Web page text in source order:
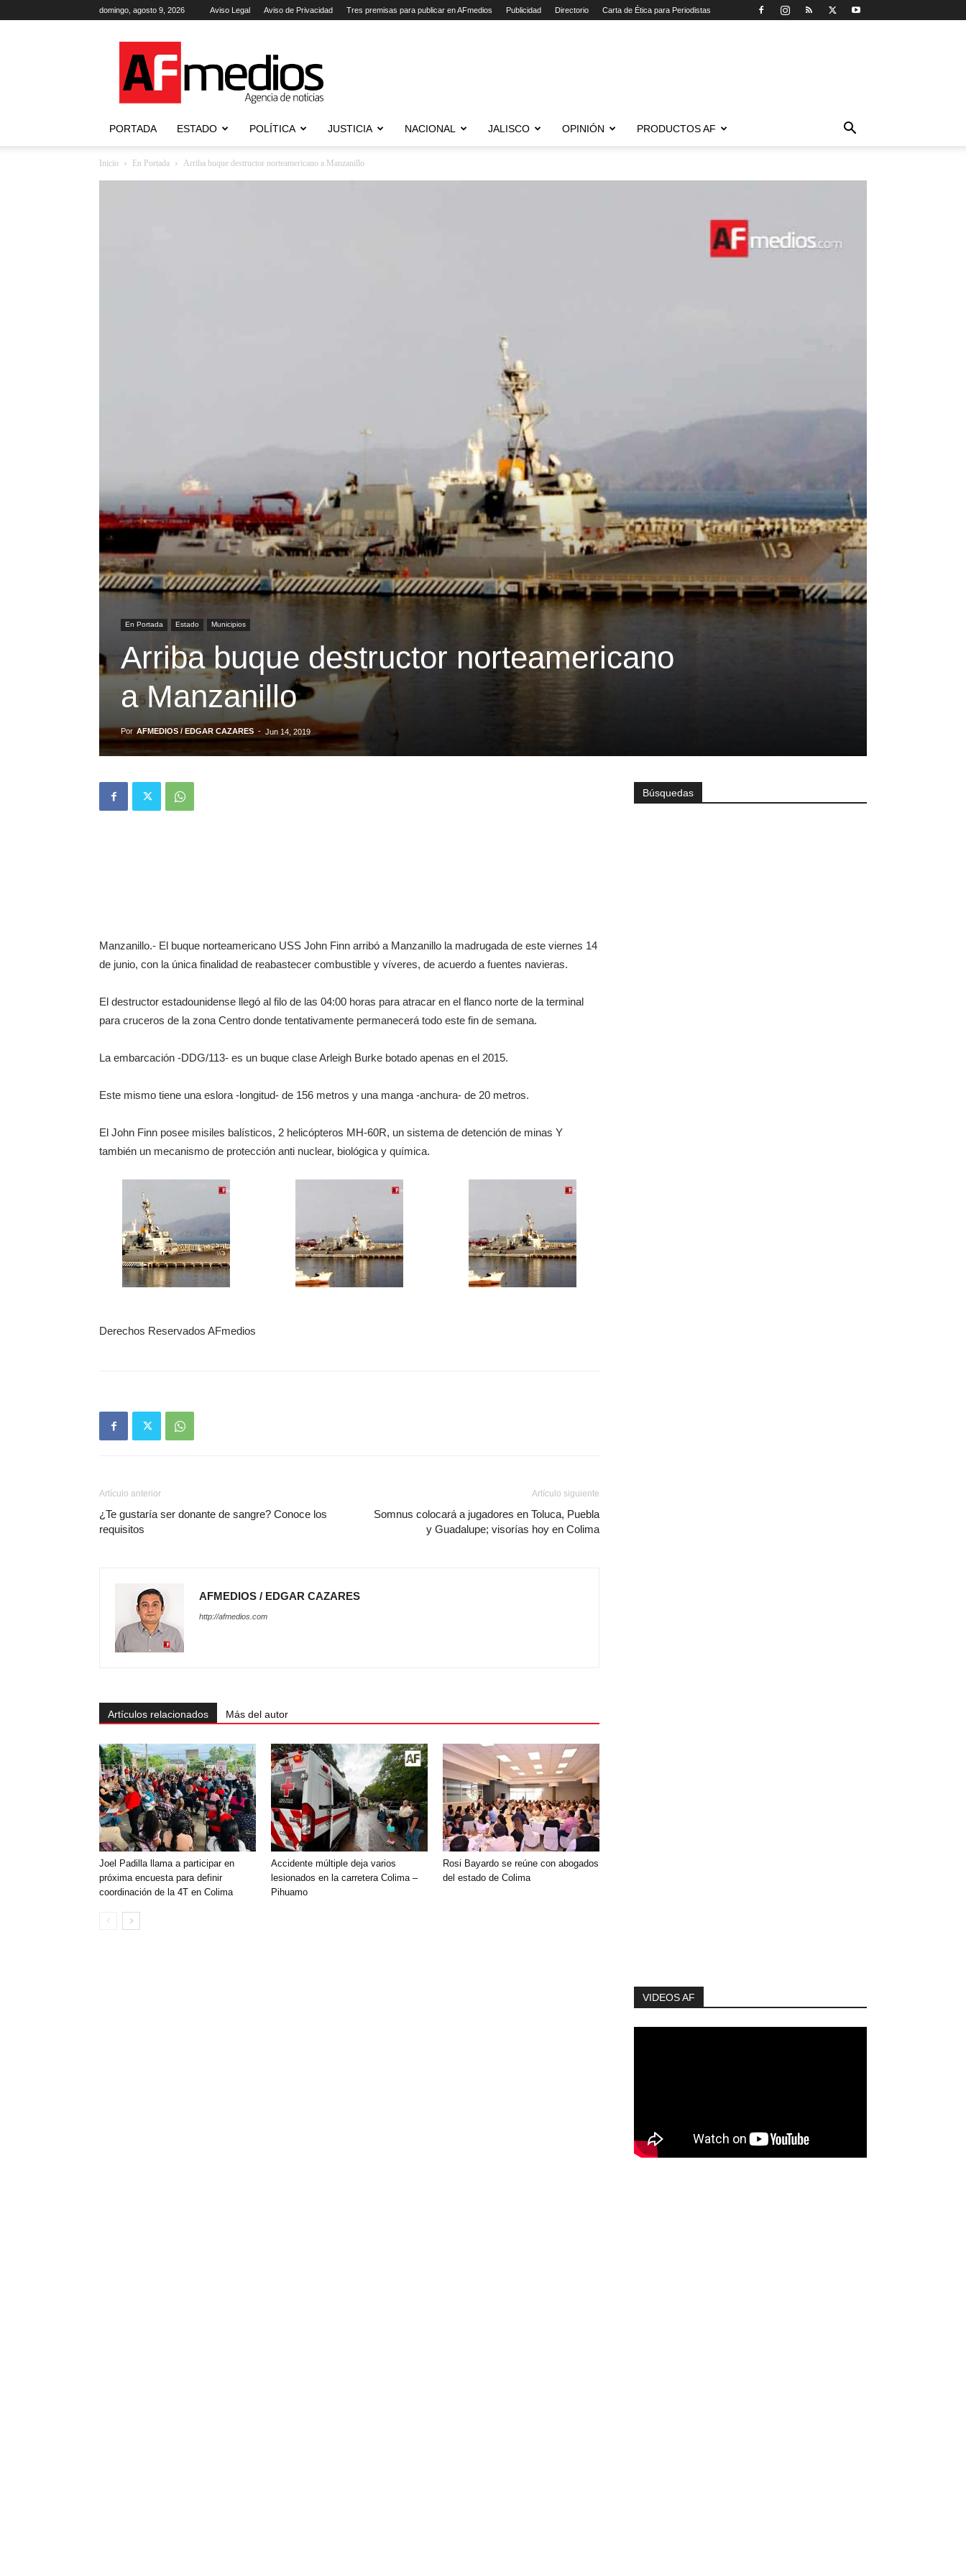
domingo, agosto 9, 2026 Aviso Legal Aviso de Privacidad Tres premisas para publicar en AFmedios Publicidad Directorio Carta de Ética para Periodistas
Agencia
de
Noticias
PORTADA ESTADO POLÍTICA JUSTICIA NACIONAL JALISCO OPINIÓN PRODUCTOS AF
Inicio En Portada Arriba buque destructor norteamericano a Manzanillo
En Portada Estado Municipios
Arriba buque destructor norteamericano
a Manzanillo
Por AFMEDIOS / EDGAR CAZARES - Jun 14, 2019
Manzanillo.- El buque norteamericano USS John Finn arribó a Manzanillo la madrugada de este viernes 14
de junio, con la única finalidad de reabastecer combustible y víveres, de acuerdo a fuentes navieras.
El destructor estadounidense llegó al filo de las 04:00 horas para atracar en el flanco norte de la terminal
para cruceros de la zona Centro donde tentativamente permanecerá todo este fin de semana.
La embarcación -DDG/113- es un buque clase Arleigh Burke botado apenas en el 2015.
Este mismo tiene una eslora -longitud- de 156 metros y una manga -anchura- de 20 metros.
El John Finn posee misiles balísticos, 2 helicópteros MH-60R, un sistema de detención de minas Y
también un mecanismo de protección anti nuclear, biológica y química.
Derechos Reservados AFmedios
Artículo anterior
¿Te gustaría ser donante de sangre? Conoce los
requisitos
Artículo siguiente
Somnus colocará a jugadores en Toluca, Puebla
y Guadalupe; visorías hoy en Colima
AFMEDIOS / EDGAR CAZARES
http://afmedios.com
Artículos relacionados Más del autor
Joel Padilla llama a participar en
próxima encuesta para definir
coordinación de la 4T en Colima
Accidente múltiple deja varios
lesionados en la carretera Colima –
Pihuamo
Rosi Bayardo se reúne con abogados
del estado de Colima
Búsquedas
VIDEOS AF